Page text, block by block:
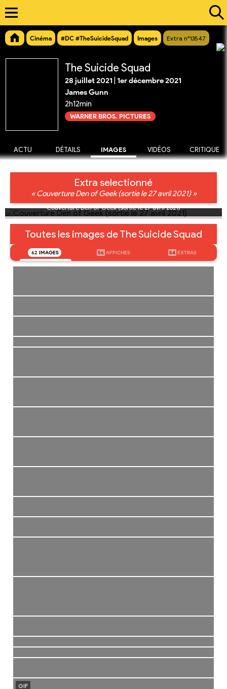
Cinéma #DC #TheSuicideSquad Images Extra n°13547
The Suicide Squad
28 juillet 2021 1er décembre 2021
James Gunn
2h12min
WARNER BROS. PICTURES
ACTU DÉTAILS IMAGES VIDÉOS CRITIQUE
Extra selectionné
« Couverture Den of Geek (sortie le 27 avril 2021) »
Couverture Den of Geek (sortie le 27 avril 2021)
Toutes les images de The Suicide Squad
62 IMAGES 56 AFFICHES 54 EXTRAS